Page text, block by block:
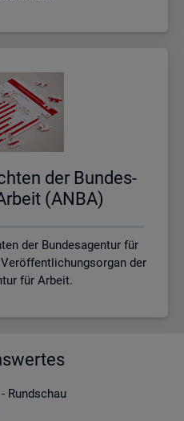
der Bun­des­
(ANBA)
der Bundesagentur für
der
für Arbeit.
Rundschau